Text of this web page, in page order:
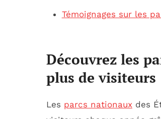
Témoignages sur les
Découvrez les
plus de visiteurs
Les parcs nationaux des